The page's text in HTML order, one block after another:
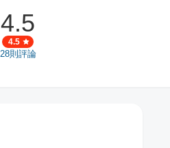
4.5
4.5
28則評論